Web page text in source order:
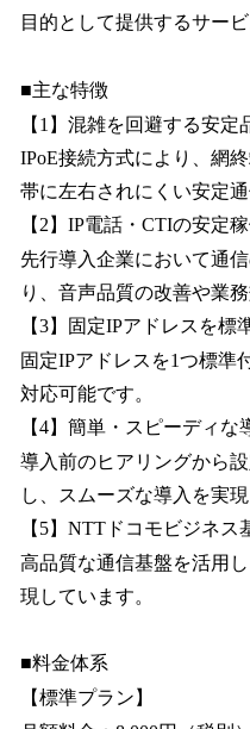
目的として提供するサービ
■主な特徴
【1】混雑を回避する安定
IPoE接続方式により、網
帯に左右されにくい安定通
【2】IP電話・CTIの安定
先行導入企業において通
り、音声品質の改善や業
【3】固定IPアドレスを標
固定IPアドレスを1つ標準
対応可能です。
【4】簡単・スピーディな
導入前のヒアリングから
し、スムーズな導入を実現
【5】NTTドコモビジネス
高品質な通信基盤を活用
現しています。
■料金体系
【標準プラン】